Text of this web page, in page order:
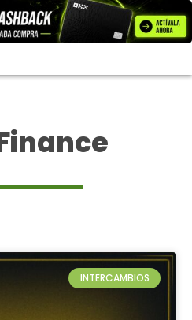
INTERCAMBIOS